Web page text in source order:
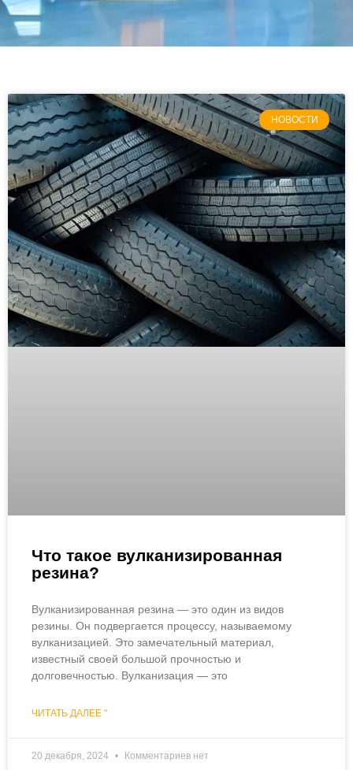
НОВОСТИ
Что такое вулканизированная
резина?
Вулканизированная резина — это один из видов
резины. Он подвергается процессу, называемому
вулканизацией. Это замечательный материал,
известный своей большой прочностью и
долговечностью. Вулканизация — это
ЧИТАТЬ ДАЛЕЕ "
20 декабря, 2024 Комментариев нет